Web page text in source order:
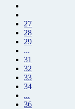
27
28
29
...
31
32
33
34
...
36